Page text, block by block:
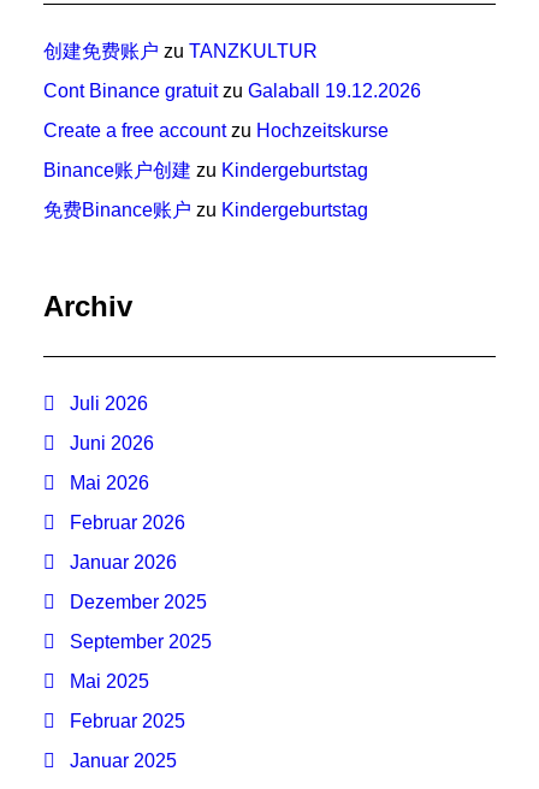
创建免费账户 zu TANZKULTUR
Cont Binance gratuitzu Galaball 19.12.2026
Create a free accountzu Hochzeitskurse
Binance账户创建 zu Kindergeburtstag
免费Binance账户 zu Kindergeburtstag
Archiv
Juli 2026
Juni 2026
Mai 2026
Februar 2026
Januar 2026
Dezember 2025
September 2025
Mai 2025
Februar 2025
Januar 2025